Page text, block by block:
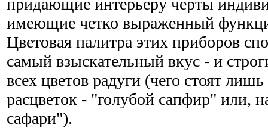
придающие интерьеру черты
имеющие четко выраженный
Цветовая палитра этих приборов
самый взыскательный вкус - и
всех цветов радуги (чего стоят
расцветок - "голубой сапфир" или,
сафари").